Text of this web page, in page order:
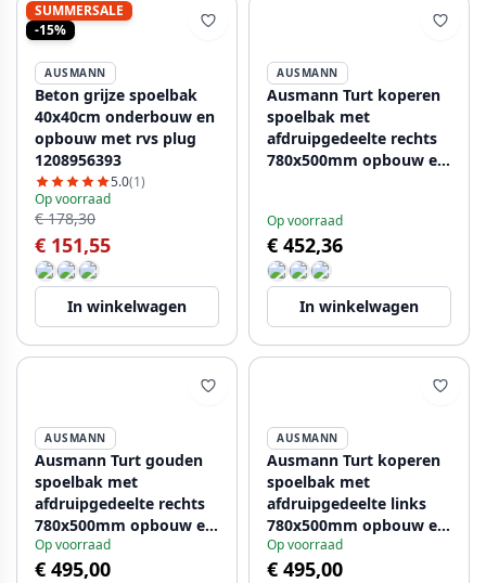
SUMMERSALE
-15%
AUSMANN
Beton grijze spoelbak
40x40cm onderbouw en
opbouw met rvs plug
1208956393
5.0(1)
Op voorraad
€ 178,30
€ 151,55
In winkelwagen
AUSMANN
Ausmann Turt koperen
spoelbak met
afdruipgedeelte rechts
780x500mm opbouw en
Op voorraad
€ 452,36
In winkelwagen
AUSMANN
Ausmann Turt gouden
spoelbak met
afdruipgedeelte rechts
780x500mm opbouw en
vlakbouw 1208956952
Op voorraad
€ 495,00
AUSMANN
Ausmann Turt koperen
spoelbak met
afdruipgedeelte links
780x500mm opbouw en
vlakbouw 1208956955
Op voorraad
€ 495,00